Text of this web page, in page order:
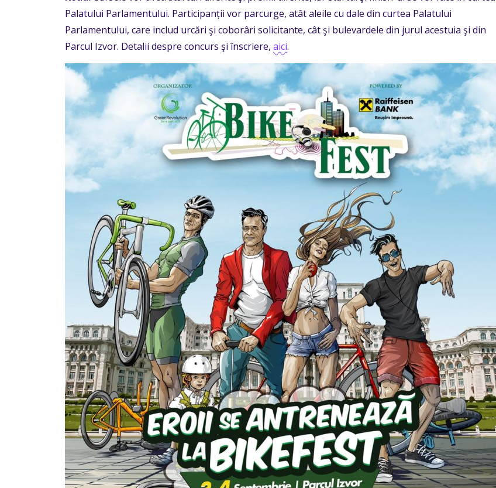
Palatului Parlamentului. Participanții vor parcurge, atât aleile cu dale din curtea Palatului
Parlamentului, care includ urcări şi coborâri solicitante, cât şi bulevardele din jurul acestuia şi din
Parcul Izvor. Detalii despre concurs şi înscriere, aici.